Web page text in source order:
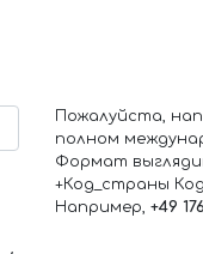
Пожалуйста,
полном
Формат
+Код_страны
Например, +49